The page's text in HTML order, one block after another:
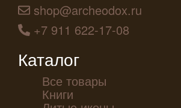
shop@archeodox.ru
+7 911 622-17-08
Каталог
Все товары
Книги